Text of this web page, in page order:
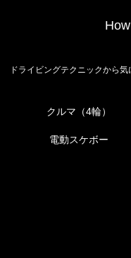
ドライビングテクニックから
クルマ（4輪）
電動スケボー